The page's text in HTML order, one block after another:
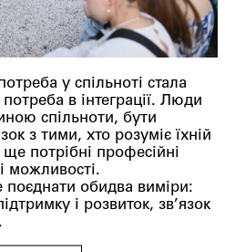
у спільноті стала
в інтеграції. Люди
спільноти, бути
з тими, хто розуміє їхній
потрібні професійні
і можливості.
обидва виміри:
і розвиток, зв’язок